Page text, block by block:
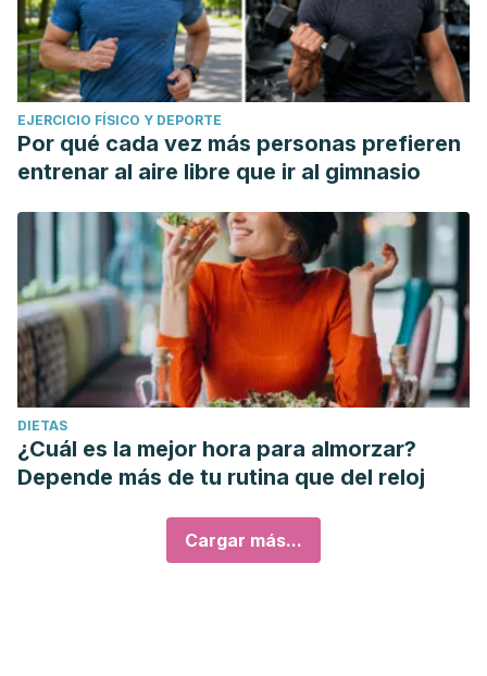
EJERCICIO FÍSICO Y DEPORTE
Por qué cada vez más personas prefieren
entrenar al aire libre que ir al gimnasio
DIETAS
¿Cuál es la mejor hora para almorzar?
Depende más de tu rutina que del reloj
Cargar más...